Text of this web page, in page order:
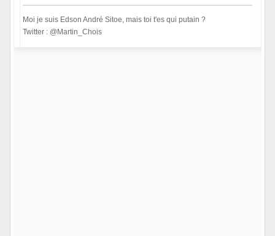
Moi je suis Edson André Sitoe, mais toi t'es qui putain ?
Twitter : @Martin_Chois